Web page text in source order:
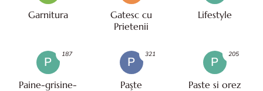
Garnitura
Gatesc cu
Prietenii
Lifestyle
P
Paine-grisine-
187
P
Paşte
321
P
Paste si orez
205